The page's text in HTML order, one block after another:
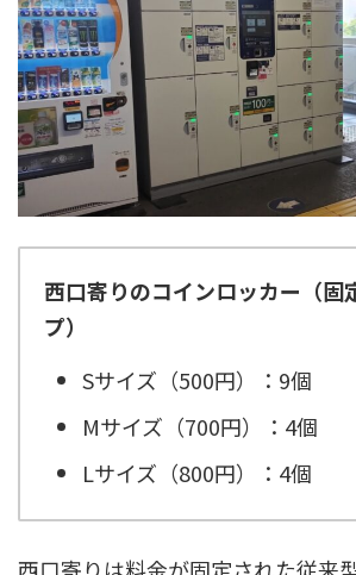
西口寄りのコインロッカー（固
プ）
Sサイズ（500円）：9個
Mサイズ（700円）：4個
Lサイズ（800円）：4個